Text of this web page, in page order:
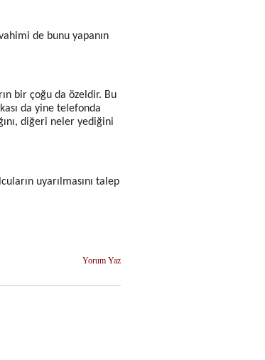
de bunu yapanın
bir çoğu da özeldir. Bu
da yine telefonda
diğeri neler yediğini
uyarılmasını talep
Yorum Yaz